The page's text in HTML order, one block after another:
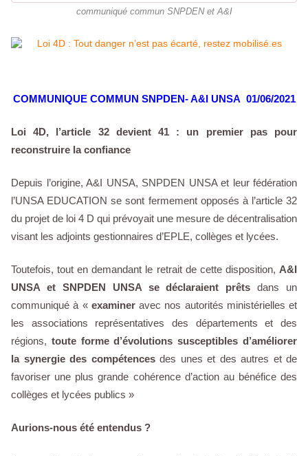
communiqué commun SNPDEN et A&I
COMMUNIQUE COMMUN SNPDEN- A&I UNSA 01/06/2021
Loi 4D, l’article 32 devient 41 : un premier pas pour
reconstruire la confiance
Depuis l’origine, A&I UNSA, SNPDEN UNSA et leur fédération
l’UNSA EDUCATION se sont fermement opposés à l’article 32
du projet de loi 4 D qui prévoyait une mesure de décentralisation
visant les adjoints gestionnaires d’EPLE, collèges et lycées.
Toutefois, tout en demandant le retrait de cette disposition, A&I
UNSA et SNPDEN UNSA se déclaraient prêts dans un
communiqué à « examiner avec nos autorités ministérielles et
les associations représentatives des départements et des
régions, toute forme d’évolutions susceptibles d’améliorer
la synergie des compétences des unes et des autres et de
favoriser une plus grande cohérence d’action au bénéfice des
collèges et lycées publics »
Aurions-nous été entendus ?